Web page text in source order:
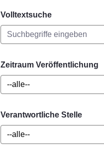
Volltextsuche
Zeitraum Veröffentlichung
Verantwortliche Stelle